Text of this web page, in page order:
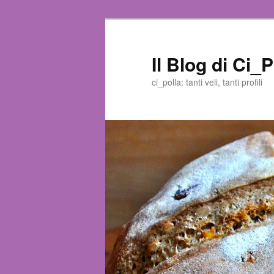
Il Blog di
ci_polla: tanti veli, tanti profili